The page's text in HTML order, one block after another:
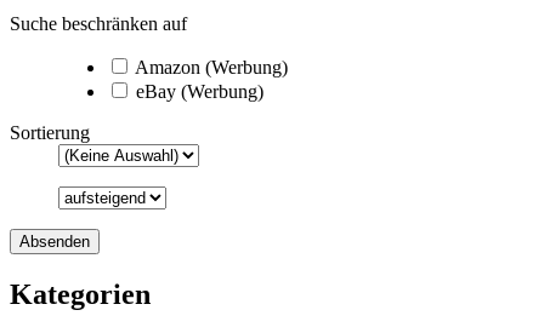
Suche beschränken auf
Amazon (Werbung)
eBay (Werbung)
Sortierung
Kategorien